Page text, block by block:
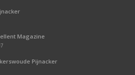
Magazine
Pijnacker